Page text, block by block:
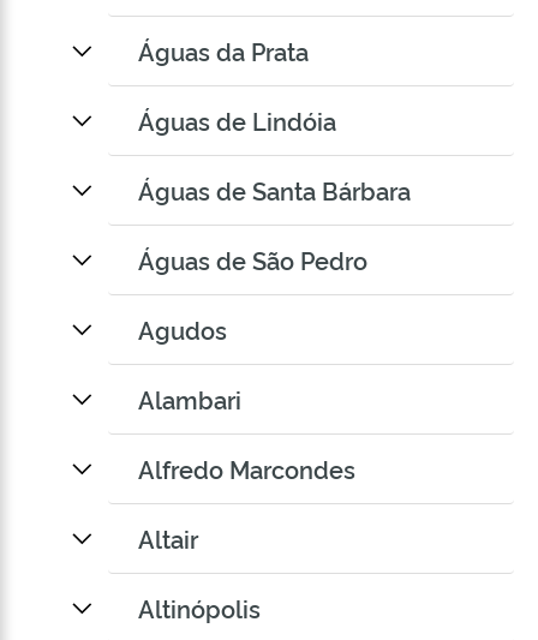
Águas da Prata
Águas de Lindóia
Águas de Santa Bárbara
Águas de São Pedro
Agudos
Alambari
Alfredo Marcondes
Altair
Altinópolis